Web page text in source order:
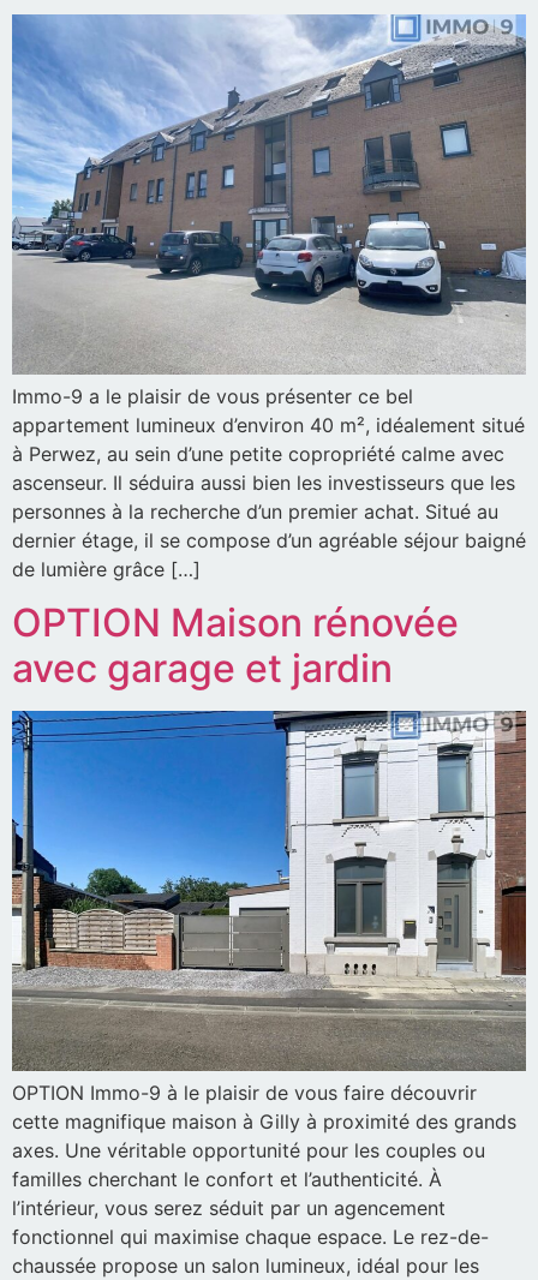
Immo-9 a le plaisir de vous présenter ce bel
appartement lumineux d’environ 40 m², idéalement situé
à Perwez, au sein d’une petite copropriété calme avec
ascenseur. Il séduira aussi bien les investisseurs que les
personnes à la recherche d’un premier achat. Situé au
dernier étage, il se compose d’un agréable séjour baigné
de lumière grâce […]
OPTION Maison rénovée
avec garage et jardin
OPTION Immo-9 à le plaisir de vous faire découvrir
cette magnifique maison à Gilly à proximité des grands
axes. Une véritable opportunité pour les couples ou
familles cherchant le confort et l’authenticité. À
l’intérieur, vous serez séduit par un agencement
fonctionnel qui maximise chaque espace. Le rez-de-
chaussée propose un salon lumineux, idéal pour les